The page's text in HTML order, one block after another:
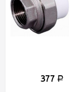
377 Р